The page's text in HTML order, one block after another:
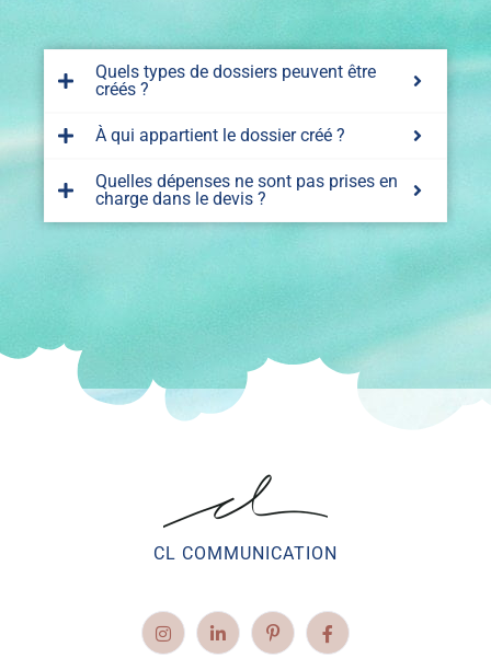
Quels types de dossiers peuvent être
créés ?
À qui appartient le dossier créé ?
Quelles dépenses ne sont pas prises en
charge dans le devis ?
CL COMMUNICATION